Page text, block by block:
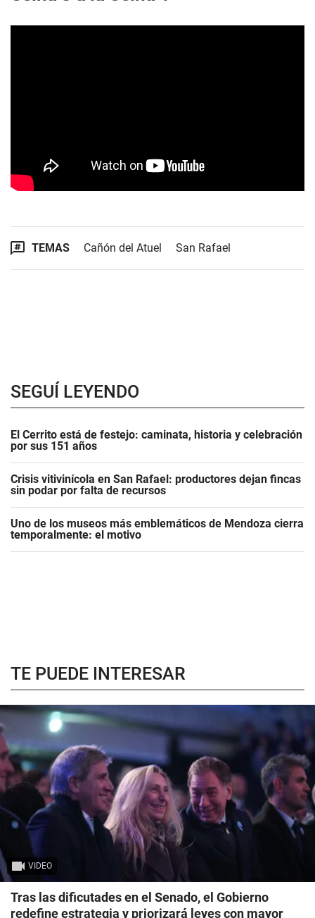
TEMAS Cañón del Atuel San Rafael
SEGUÍ LEYENDO
El Cerrito está de festejo: caminata, historia y celebración
por sus 151 años
Crisis vitivinícola en San Rafael: productores dejan fincas
sin podar por falta de recursos
Uno de los museos más emblemáticos de Mendoza cierra
temporalmente: el motivo
TE PUEDE INTERESAR
VIDEO
Tras las dificutades en el Senado, el Gobierno
redefine estrategia y priorizará leyes con mayor